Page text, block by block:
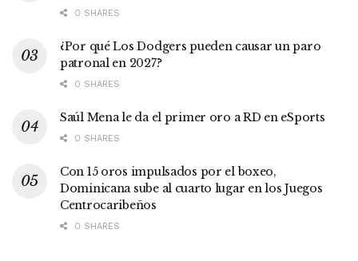
0 SHARES
¿Por qué Los Dodgers pueden causar un paro
patronal en 2027?
0 SHARES
Saúl Mena le da el primer oro a RD en eSports
0 SHARES
Con 15 oros impulsados por el boxeo,
Dominicana sube al cuarto lugar en los Juegos
Centrocaribeños
0 SHARES